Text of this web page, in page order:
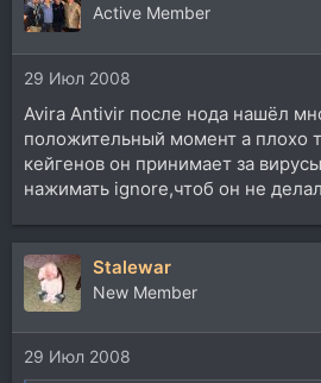
Active Member
29 Июл 2008
Avira Antivir после нода нашёл
положительный момент а плохо
кейгенов он принимает за
нажимать ignore,чтоб он не
Stalewar
New Member
29 Июл 2008